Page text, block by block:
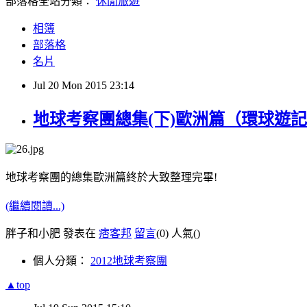
相簿
部落格
名片
Jul 20 Mon 2015 23:14
地球考察團總集(下)歐洲篇（環球遊
地球考察團的總集歐洲篇終於大致整理完畢!
(繼續閱讀...)
胖子和小肥 發表在 痞客邦 留言(0) 人氣()
個人分類： 2012地球考察團
▲top